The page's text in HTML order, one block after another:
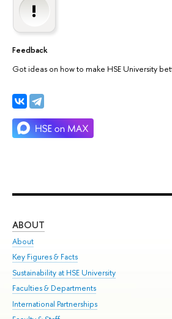
Feedback
Got ideas on how to make HSE University
ABOUT
About
Key Figures & Facts
Sustainability at HSE University
Faculties & Departments
International Partnerships